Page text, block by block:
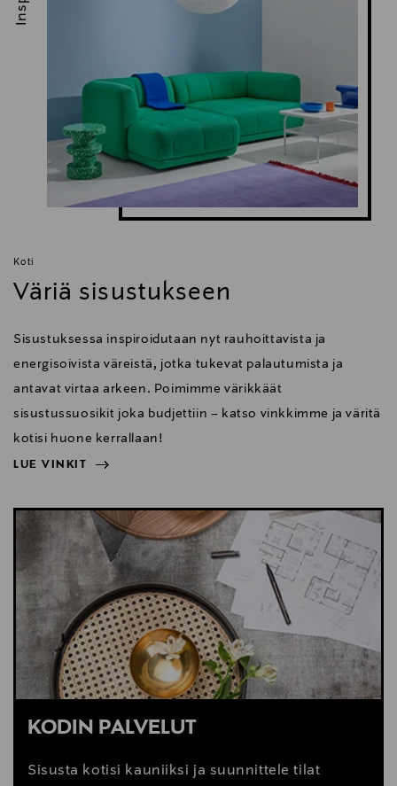
Koti
Väriä sisustukseen
Sisustuksessa inspiroidutaan nyt rauhoittavista ja
energisoivista väreistä, jotka tukevat palautumista ja
antavat virtaa arkeen. Poimimme värikkäät
sisustussuosikit joka budjettiin – katso vinkkimme ja väritä
kotisi huone kerrallaan!
LUE VINKIT
LUE VINKIT
KODIN PALVELUT
Sisusta kotisi kauniiksi ja suunnittele tilat